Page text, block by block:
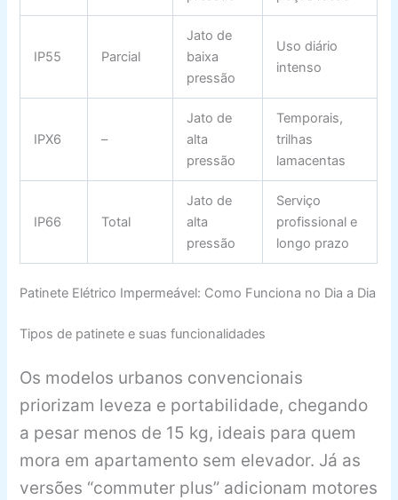
IP55 Parcial
Jato de
baixa
pressão
Uso diário
intenso
IPX6 –
Jato de
alta
pressão
Temporais,
trilhas
lamacentas
IP66 Total
Jato de
alta
pressão
Serviço
profissional e
longo prazo
Patinete Elétrico Impermeável: Como Funciona no Dia a Dia
Tipos de patinete e suas funcionalidades
Os modelos urbanos convencionais
priorizam leveza e portabilidade, chegando
a pesar menos de 15 kg, ideais para quem
mora em apartamento sem elevador. Já as
versões “commuter plus” adicionam motores